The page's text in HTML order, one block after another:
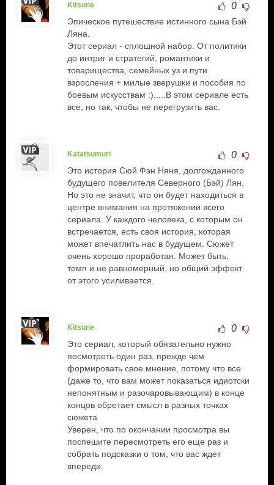
Kitsune 0
Эпическое путешествие истинного сына Бэй
Ляна.
Этот сериал - сплошной набор. От политики
до интриг и стратегий, романтики и
товарищества, семейных уз и пути
взросления + милые зверушки и пособия по
боевым искусствам :).....В этом сериале есть
все, но так, чтобы не перегрузить вас.
Katatsumuri 0
Это история Сюй Фэн Няня, долгожданного
будущего повелителя Северного (Бэй) Лян.
Но это не значит, что он будет находиться в
центре внимания на протяжении всего
сериала. У каждого человека, с которым он
встречается, есть своя история, которая
может впечатлить нас в будущем. Сюжет
очень хорошо проработан. Может быть,
темп и не равномерный, но общий эффект
от этого усиливается.
Kitsune 0
Это сериал, который обязательно нужно
посмотреть один раз, прежде чем
формировать свое мнение, потому что все
(даже то, что вам может показаться идиотски
непонятным и разочаровывающим) в конце
концов обретает смысл в разных точках
сюжета.
Уверен, что по окончании просмотра вы
поспешите пересмотреть его еще раз и
собрать подсказки о том, что вас ждет
впереди.